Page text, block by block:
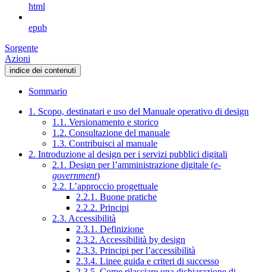
html
epub
Sorgente
Azioni
indice dei contenuti
Sommario
1. Scopo, destinatari e uso del Manuale operativo di design
1.1. Versionamento e storico
1.2. Consultazione del manuale
1.3. Contribuisci al manuale
2. Introduzione al design per i servizi pubblici digitali
2.1. Design per l’amministrazione digitale (e-
government)
2.2. L’approccio progettuale
2.2.1. Buone pratiche
2.2.2. Principi
2.3. Accessibilità
2.3.1. Definizione
2.3.2. Accessibilità by design
2.3.3. Principi per l’accessibilità
2.3.4. Linee guida e criteri di successo